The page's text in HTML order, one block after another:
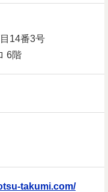
14番3号
6階
takumi.com/